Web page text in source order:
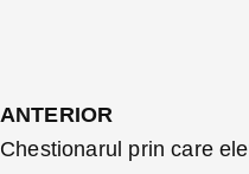
ANTERIOR